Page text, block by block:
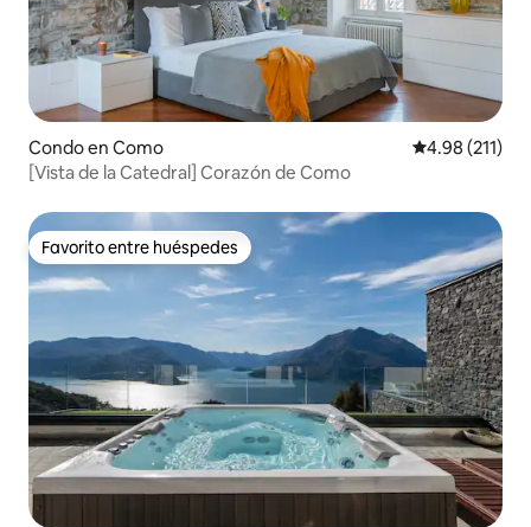
Condo en Como Calificación
4.98 (211)
[Vista de la Catedral] Corazón de Como
Favorito entre huéspedes
Favorito entre huéspedes